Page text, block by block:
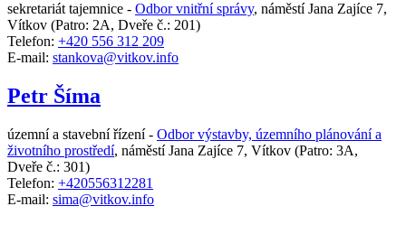
sekretariát tajemnice - Odbor vnitřní správy, náměstí Jana Zajíce 7,
Vítkov (Patro: 2A, Dveře č.: 201)
Telefon: +420 556 312 209
E-mail: stankova@vitkov.info
Petr Šíma
územní a stavební řízení - Odbor výstavby, územního plánování a
životního prostředí, náměstí Jana Zajíce 7, Vítkov (Patro: 3A,
Dveře č.: 301)
Telefon: +420556312281
E-mail: sima@vitkov.info